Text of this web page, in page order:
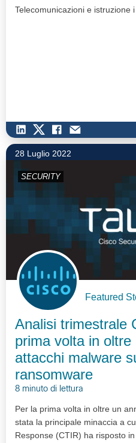
Telecomunicazioni e istruzione
28 Luglio 2022
SECURITY
Featured
Analisi trimestrale
prima volta in oltre
attacchi malware
ransomware
8 minuto di lettura
Per la prima volta in oltre un
stata la principale minaccia a
Response (CTIR) ha risposto